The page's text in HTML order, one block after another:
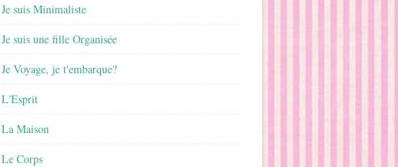
Je suis Minimaliste
Je suis une fille Organisée
Je Voyage, je t'embarque?
L'Esprit
La Maison
Le Corps